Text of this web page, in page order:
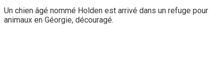
Un chien âgé nommé Holden est arrivé dans un refuge pour
animaux en Géorgie, découragé.